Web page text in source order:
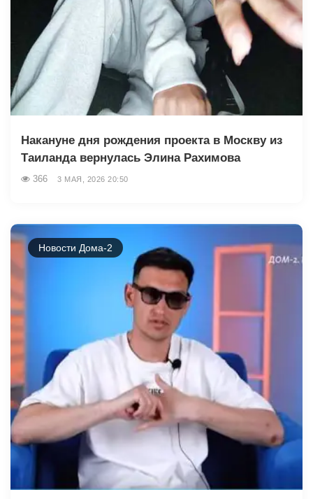
Накануне дня рождения проекта в Москву из
Таиланда вернулась Элина Рахимова
366 3 МАЯ, 2026 20:50
Новости Дома-2